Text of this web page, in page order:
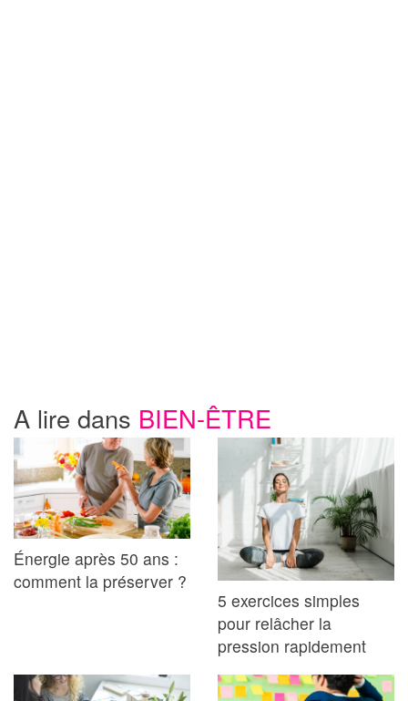
A lire dans BIEN-ÊTRE
Énergie après 50 ans :
comment la préserver ?
5 exercices simples
pour relâcher la
pression rapidement